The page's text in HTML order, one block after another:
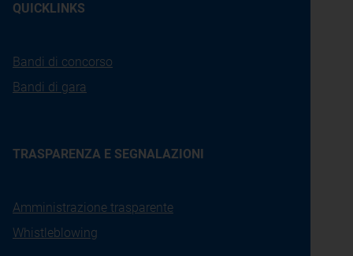
QUICKLINKS
Bandi di concorso
Bandi di gara
TRASPARENZA E SEGNALAZIONI
Amministrazione trasparente
Whistleblowing